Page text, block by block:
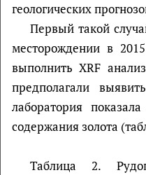
геологических
Первый такой
месторождении в
выполнить XRF
предполагали
лаборатория
содержания золота
Таблица 2.